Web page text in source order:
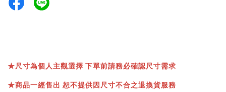
★尺寸為個人主觀選擇 下單前請務必確認尺寸需求
★商品一經售出 恕不提供因尺寸不合之退換貨服務